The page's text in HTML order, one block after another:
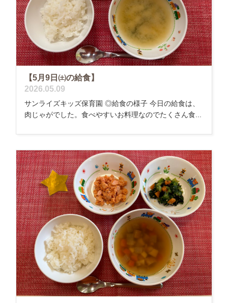
【5月9日㈯の給食】
2026.05.09
サンライズキッズ保育園 ◎給食の様子 今日の給食は、
肉じゃがでした。食べやすいお料理なのでたくさん食...